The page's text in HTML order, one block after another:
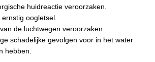
huidreactie veroorzaken.
oogletsel.
de luchtwegen veroorzaken.
schadelijke gevolgen voor in het water
hebben.